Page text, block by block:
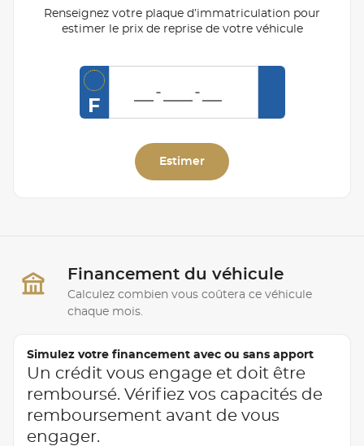
Renseignez votre plaque d’immatriculation pour
estimer le prix de reprise de votre véhicule
F
Estimer
Financement du véhicule
Calculez combien vous coûtera ce véhicule
chaque mois.
Simulez votre financement avec ou sans apport
Un crédit vous engage et doit être
remboursé. Vérifiez vos capacités de
remboursement avant de vous
engager.